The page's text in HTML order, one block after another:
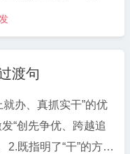
发条”，推进整改监督。
“欲与天公试比高”的
激励，昂扬“在困难
身体“五条底线”，争
心、虚心、热心“五
动者；不是畏首畏尾
渡句
就办、真抓实干”的优
“创先争优、跨越追